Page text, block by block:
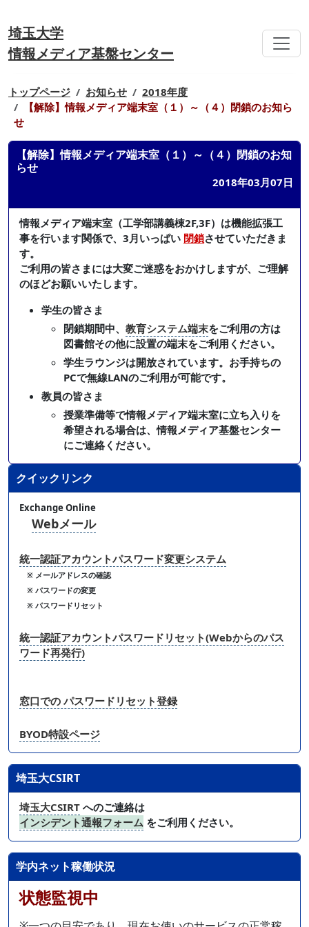
埼玉大学
情報メディア基盤センター
トップページ お知らせ
2018年度
【解除】情報メディア端末室（１）～（４）閉鎖のお知ら
せ
【解除】情報メディア端末室（１）～（４）閉鎖のお知
らせ
2018年03月07日
情報メディア端末室（工学部講義棟2F,3F）は機能拡張工
事を行います関係で、3月いっぱい 閉鎖させていただきま
す。
ご利用の皆さまには大変ご迷惑をおかけしますが、ご理解
のほどお願いいたします。
学生の皆さま
閉鎖期間中、 教育システム端末をご利用の方は
図書館その他に設置の端末をご利用ください。
学生ラウンジは開放されています。お手持ちの
PCで無線LANのご利用が可能です。
教員の皆さま
授業準備等で情報メディア端末室に立ち入りを
希望される場合は、情報メディア基盤センター
にご連絡ください。
クイックリンク
Exchange Online
Webメール
統一認証アカウントパスワード変更システム
※ メールアドレスの確認
※ パスワードの変更
※ パスワードリセット
統一認証アカウントパスワードリセット(Webからのパス
ワード再発行)
窓口での パスワードリセット登録
BYOD特設ページ
埼玉大CSIRT
埼玉大CSIRT へのご連絡は
インシデント通報フォーム をご利用ください。
学内ネット稼働状況
状態監視中